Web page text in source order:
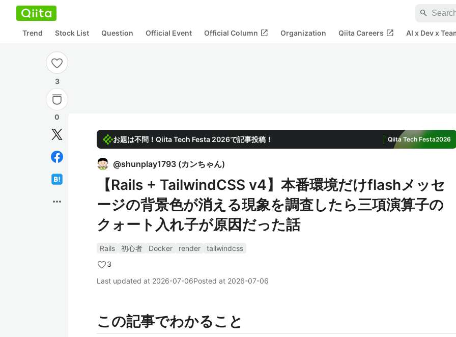
search
Trend Stock List Question Official Event Official Column open_in_new Organization Qiita Careers open_in_new AI x Dev x
3
0
more_horiz
お題は不問！Qiita Tech Festa 2026で記事投稿！ Qiita Tech Festa2026
@shunplay1793 (カンちゃん)
【Rails + TailwindCSS v4】本番環境だけflashメッセ
ージの背景色が消える現象を調査したら三項演算子の
クォート入れ子が原因だった話
Rails 初心者 Docker render
tailwindcss
3
Last updated at 2026-07-06Posted at 2026-07-06
この記事でわかること